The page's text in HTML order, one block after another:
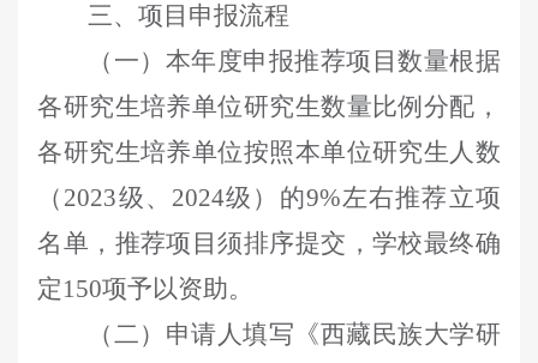
三、项目申报流程
（一）本年度申报推荐项目数量根据
各研究生培养单位研究生数量比例分配，
各研究生培养单位按照本单位研究生人数
（ 2023级、 2024级）的9%左右推荐立项
名单，推荐项目须排序提交，学校最终确
定150项予以资助。
（二） 申请人填写《西藏民族大学研